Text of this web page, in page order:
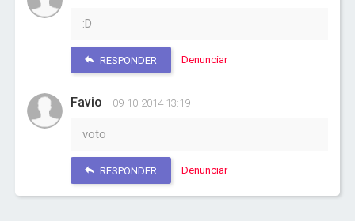
:D
RESPONDER Denunciar
Favio 09-10-2014 13:19
voto
RESPONDER Denunciar